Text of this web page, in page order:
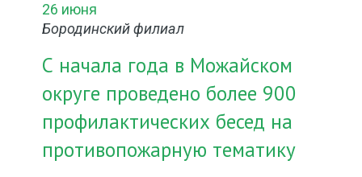
26 июня
Бородинский филиал
С начала года в Можайском
округе проведено более 900
профилактических бесед на
противопожарную тематику